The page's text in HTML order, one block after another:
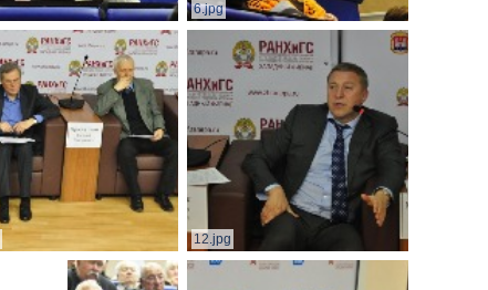
6.jpg
12.jpg